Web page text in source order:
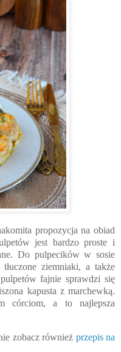
propozycja na obiad
jest bardzo proste i
Do pulpecików w sosie
ziemniaki, a także
fajnie sprawdzi się
kapusta z marchewką.
córciom, a to najlepsza
zobacz również przepis na